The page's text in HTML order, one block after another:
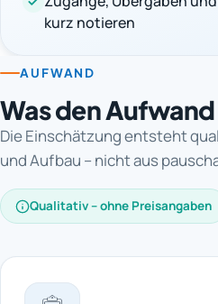
kurz notieren
AUFWAND
Was den
Die Einschätzung entsteht
und Aufbau – nicht aus
Qualitativ – ohne Preisangaben